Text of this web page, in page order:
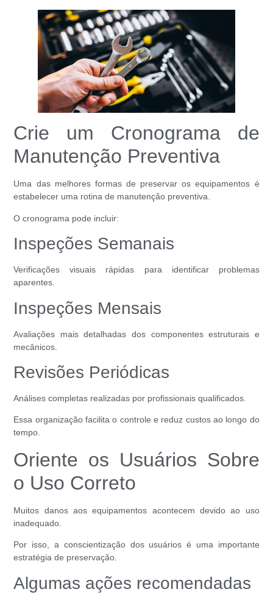
Crie um Cronograma de
Manutenção Preventiva
Uma das melhores formas de preservar os equipamentos é
estabelecer uma rotina de manutenção preventiva.
O cronograma pode incluir:
Inspeções Semanais
Verificações visuais rápidas para identificar problemas
aparentes.
Inspeções Mensais
Avaliações mais detalhadas dos componentes estruturais e
mecânicos.
Revisões Periódicas
Análises completas realizadas por profissionais qualificados.
Essa organização facilita o controle e reduz custos ao longo do
tempo.
Oriente os Usuários Sobre
o Uso Correto
Muitos danos aos equipamentos acontecem devido ao uso
inadequado.
Por isso, a conscientização dos usuários é uma importante
estratégia de preservação.
Algumas ações recomendadas